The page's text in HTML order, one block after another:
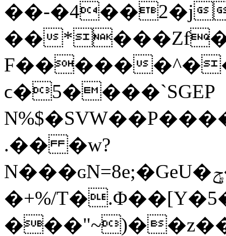
��-�4��2�j
��
F�����
ϲ�5����`SGEP
.�� �w?
N���ɢN=8e;�GeU�ݯ��f� R1Xƥ��g�o���-
�+%/